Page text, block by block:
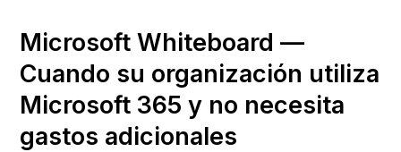
Microsoft Whiteboard —
Cuando su organización utiliza
Microsoft 365 y no necesita
gastos adicionales